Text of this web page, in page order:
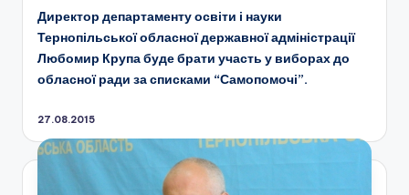
Директор департаменту освіти і науки
Тернопільської обласної державної адміністрації
Любомир Крупа буде брати участь у виборах до
обласної ради за списками “Самопомочі”.
27.08.2015